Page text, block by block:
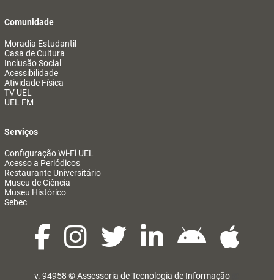
Comunidade
Moradia Estudantil
Casa de Cultura
Inclusão Social
Acessibilidade
Atividade Física
TV UEL
UEL FM
Serviços
Configuração Wi-Fi UEL
Acesso a Periódicos
Restaurante Universitário
Museu de Ciência
Museu Histórico
Sebec
v. 94958 ©Assessoria de Tecnologia de Informação